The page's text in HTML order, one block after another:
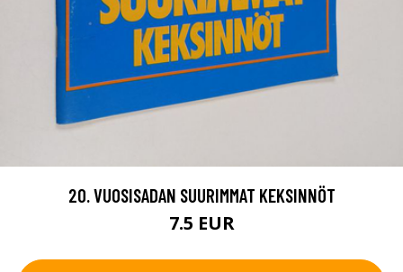
20. VUOSISADAN SUURIMMAT KEKSINNÖT
7.5 EUR